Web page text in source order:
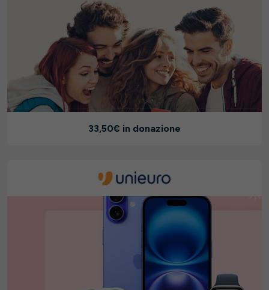
33,50€ in donazione